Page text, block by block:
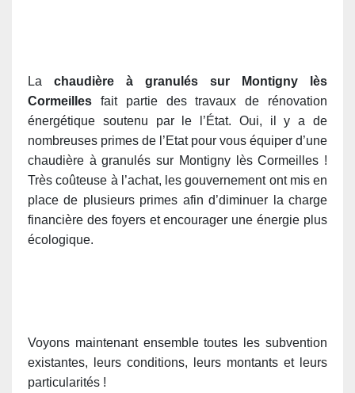
La chaudière à granulés sur Montigny lès
Cormeilles fait partie des travaux de rénovation
énergétique soutenu par le l’État. Oui, il y a de
nombreuses primes de l’Etat pour vous équiper d’une
chaudière à granulés sur Montigny lès Cormeilles !
Très coûteuse à l’achat, les gouvernement ont mis en
place de plusieurs primes afin d’diminuer la charge
financière des foyers et encourager une énergie plus
écologique.
Voyons maintenant ensemble toutes les subvention
existantes, leurs conditions, leurs montants et leurs
particularités !